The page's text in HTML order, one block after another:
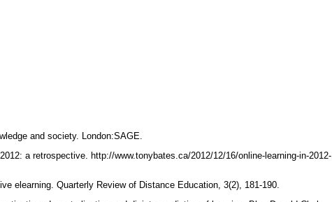
and society. London:SAGE.
a retrospective. http://www.tonybates.ca/2012/12/16/online-learning-in-2012-
elearning. Quarterly Review of Distance Education, 3(2), 181-190.